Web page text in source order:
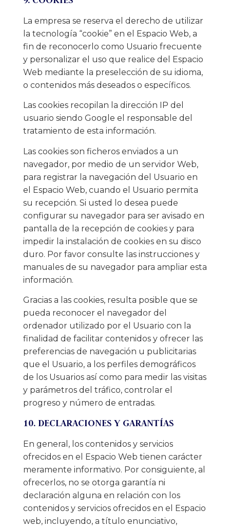
La empresa se reserva el derecho de utilizar
la tecnología “cookie” en el Espacio Web, a
fin de reconocerlo como Usuario frecuente
y personalizar el uso que realice del Espacio
Web mediante la preselección de su idioma,
o contenidos más deseados o específicos.
Las cookies recopilan la dirección IP del
usuario siendo Google el responsable del
tratamiento de esta información.
Las cookies son ficheros enviados a un
navegador, por medio de un servidor Web,
para registrar la navegación del Usuario en
el Espacio Web, cuando el Usuario permita
su recepción. Si usted lo desea puede
configurar su navegador para ser avisado en
pantalla de la recepción de cookies y para
impedir la instalación de cookies en su disco
duro. Por favor consulte las instrucciones y
manuales de su navegador para ampliar esta
información.
Gracias a las cookies, resulta posible que se
pueda reconocer el navegador del
ordenador utilizado por el Usuario con la
finalidad de facilitar contenidos y ofrecer las
preferencias de navegación u publicitarias
que el Usuario, a los perfiles demográficos
de los Usuarios así como para medir las visitas
y parámetros del tráfico, controlar el
progreso y número de entradas.
10. DECLARACIONES Y GARANTÍAS
En general, los contenidos y servicios
ofrecidos en el Espacio Web tienen carácter
meramente informativo. Por consiguiente, al
ofrecerlos, no se otorga garantía ni
declaración alguna en relación con los
contenidos y servicios ofrecidos en el Espacio
web, incluyendo, a título enunciativo,